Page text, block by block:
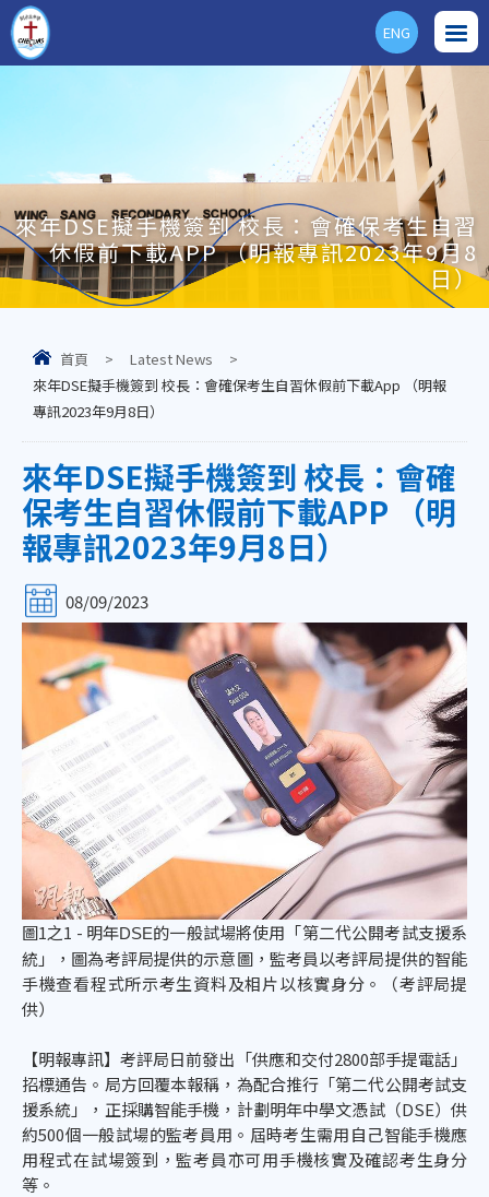
ENG
來年DSE擬手機簽到 校長：會確保考生自習
休假前下載APP （明報專訊2023年9月8
日）
首頁 > Latest News
>
來年DSE擬手機簽到 校長：會確保考生自習休假前下載App （明報
專訊2023年9月8日）
來年DSE擬手機簽到 校長：會確
保考生自習休假前下載APP （明
報專訊2023年9月8日）
08/09/2023
圖1之1 - 明年DSE的一般試場將使用「第二代公開考試支援系
統」，圖為考評局提供的示意圖，監考員以考評局提供的智能
手機查看程式所示考生資料及相片以核實身分。（考評局提
供）
【明報專訊】考評局日前發出「供應和交付2800部手提電話」
招標通告。局方回覆本報稱，為配合推行「第二代公開考試支
援系統」，正採購智能手機，計劃明年中學文憑試（DSE）供
約500個一般試場的監考員用。屆時考生需用自己智能手機應
用程式在試場簽到，監考員亦可用手機核實及確認考生身分
等。